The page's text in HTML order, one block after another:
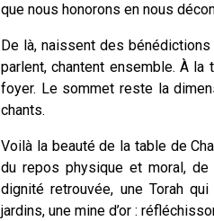
que nous honorons en nous
De là, naissent des
parlent, chantent ensemble. À la
foyer. Le sommet reste la
chants.
Voilà la beauté de la table de
du repos physique et moral,
dignité retrouvée, une Torah
jardins, une mine d’or :